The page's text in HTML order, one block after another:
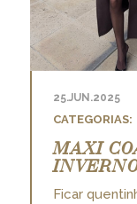
25.JUN.2025
MAXI
Ficar